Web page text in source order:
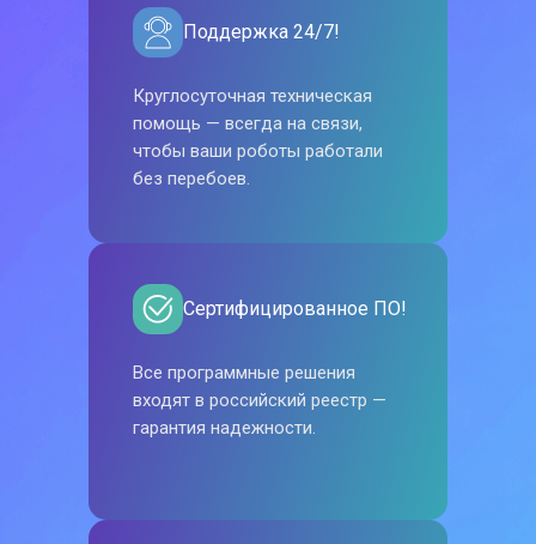
Поддержка 24/7!
Круглосуточная техническая
помощь — всегда на связи,
чтобы ваши роботы работали
без перебоев.
Сертифицированное ПО!
Все программные решения
входят в российский реестр —
гарантия надежности.